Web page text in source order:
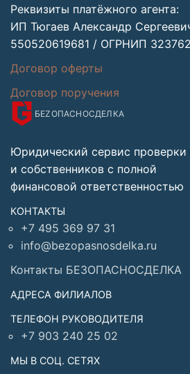
БЕZОПАСНОСДЕЛКА
Юридический сервис
и собственников с полной
финансовой ответственностью
КОНТАКТЫ
+7 495 369 97 31
info@bezopasnosdelka.ru
Контакты БЕЗОПАСНОСДЕЛКА
АДРЕСА ФИЛИАЛОВ
ТЕЛЕФОН РУКОВОДИТЕЛЯ
+7 903 240 25 02
МЫ В СОЦ. СЕТЯХ
Реквизиты платёжного агента:
ИП Тюгаев Александр
550520619681 / ОГРНИП
Договор оферты
Договор поручения